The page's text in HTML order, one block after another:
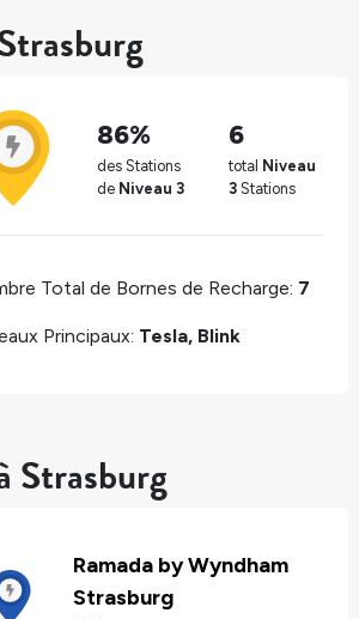
86%
des Stations
de Niveau 3
6
total Niveau
3 Stations
Total de Bornes de Recharge: 7
Principaux: Tesla, Blink
Strasburg
Ramada by Wyndham
Strasburg